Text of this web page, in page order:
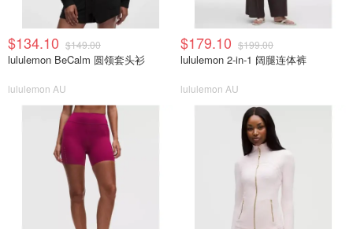
$134.10 $149.00
lululemon BeCalm 圆领套头衫
lululemon AU
$179.10 $199.00
lululemon 2-in-1 阔腿连体裤
lululemon AU